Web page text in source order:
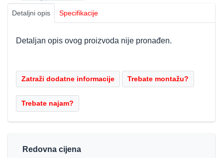
Detaljni opis Specifikacije
Detaljan opis ovog proizvoda nije pronađen.
Redovna cijena